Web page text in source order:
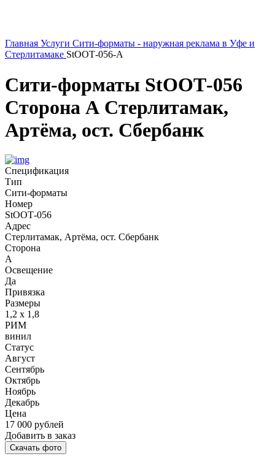
Главная Услуги Сити-форматы - наружная реклама в Уфе и
Стерлитамаке StООТ-056-А
Сити-форматы StООТ-056
Сторона А Стерлитамак,
Артёма, ост. Сбербанк
Спецификация
Тип
Сити-форматы
Номер
StООТ-056
Адрес
Стерлитамак, Артёма, ост. Сбербанк
Сторона
А
Освещение
Да
Привязка
Размеры
1,2 х 1,8
РИМ
винил
Статус
Август
Сентябрь
Октябрь
Ноябрь
Декабрь
Цена
17 000 рублей
Добавить в заказ
Скачать фото